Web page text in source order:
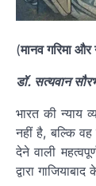
(मानव गरिमा
डॉ. सत्यवान
भारत की न्याय
नहीं है, बल्कि
देने वाली
द्वारा